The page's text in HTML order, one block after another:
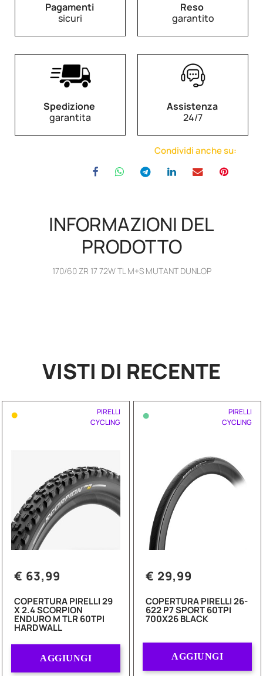
Pagamenti
sicuri
Reso
garantito
Spedizione
garantita
Assistenza
24/7
Condividi anche su:
INFORMAZIONI DEL
PRODOTTO
170/60 ZR 17 72W TL M+S MUTANT DUNLOP
VISTI DI RECENTE
•
PIRELLI
CYCLING
€ 63,99
COPERTURA PIRELLI 29
X 2.4 SCORPION
ENDURO M TLR 60TPI
HARDWALL
AGGIUNGI
•
PIRELLI
CYCLING
€ 29,99
COPERTURA PIRELLI 26-
622 P7 SPORT 60TPI
700X26 BLACK
AGGIUNGI